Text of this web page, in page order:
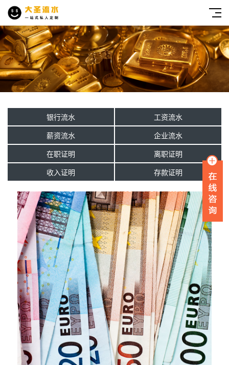
银行流水
工资流水
薪资流水
企业流水
在职证明
离职证明
收入证明
存款证明